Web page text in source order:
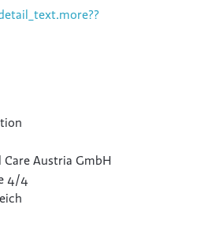
Austria GmbH
4/4